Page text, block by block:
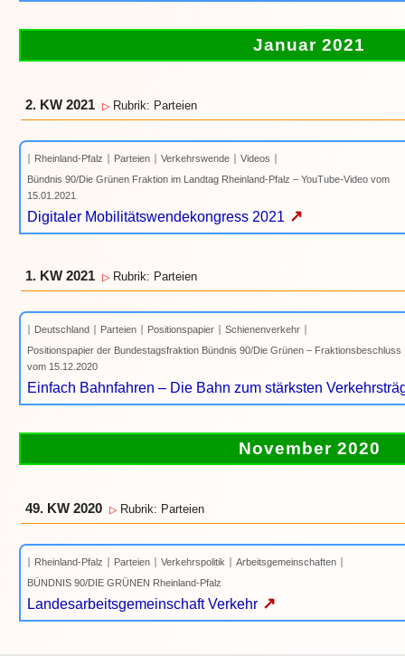
Januar 2021
2. KW 2021 ▷ Rubrik: Parteien
Rheinland-Pfalz Parteien Verkehrswende
Videos
Bündnis 90/Die Grünen Fraktion im Landtag Rheinland-Pfalz – YouTube-Video vom
15.01.2021
Digitaler Mobilitätswendekongress 2021 ↗
1. KW 2021 ▷ Rubrik: Parteien
Deutschland Parteien Positionspapier
Schienenverkehr
Positionspapier der Bundestagsfraktion Bündnis 90/Die Grünen – Fraktionsbeschluss
vom 15.12.2020
Einfach Bahnfahren – Die Bahn zum stärksten
November 2020
49. KW 2020 ▷ Rubrik: Parteien
Rheinland-Pfalz Parteien Verkehrspolitik
Arbeitsgemeinschaften
BÜNDNIS 90/DIE GRÜNEN Rheinland-Pfalz
Landesarbeitsgemeinschaft Verkehr ↗